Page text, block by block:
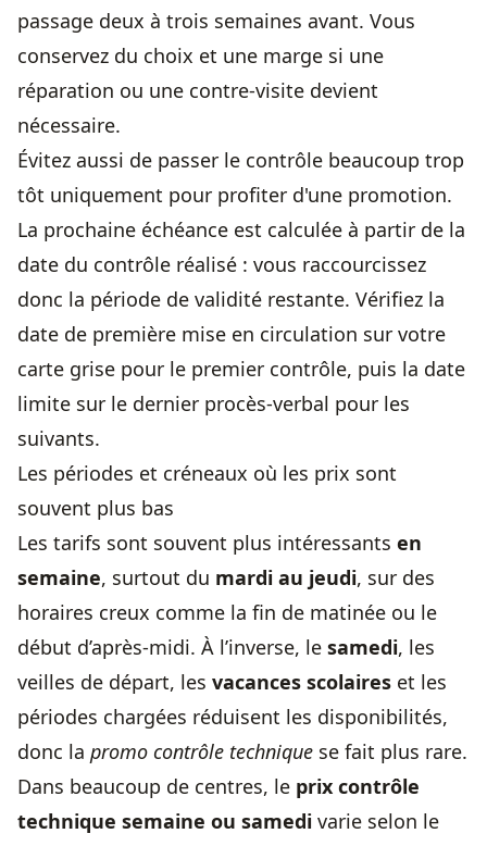
passage deux à trois semaines avant. Vous
conservez du choix et une marge si une
réparation ou une contre-visite devient
nécessaire.
Évitez aussi de passer le contrôle beaucoup trop
tôt uniquement pour profiter d'une promotion.
La prochaine échéance est calculée à partir de la
date du contrôle réalisé : vous raccourcissez
donc la période de validité restante. Vérifiez la
date de première mise en circulation sur votre
carte grise pour le premier contrôle, puis la date
limite sur le dernier procès-verbal pour les
suivants.
Les périodes et créneaux où les prix sont
souvent plus bas
Les tarifs sont souvent plus intéressants en
semaine, surtout du mardi au jeudi, sur des
horaires creux comme la fin de matinée ou le
début d’après-midi. À l’inverse, le samedi, les
veilles de départ, les vacances scolaires et les
périodes chargées réduisent les disponibilités,
donc la promo contrôle technique se fait plus rare.
Dans beaucoup de centres, le prix contrôle
technique semaine ou samedi varie selon le